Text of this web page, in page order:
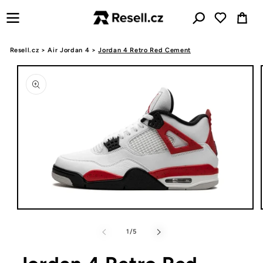
obsahu
Košík
Resell.cz > Air Jordan 4 > Jordan 4 Retro Red Cement
produktu
okně
1/z5